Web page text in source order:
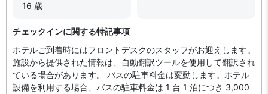
16 歳
チェックインに関する特記事項
ホテルご到着時にはフロントデスクのスタッフがお迎えします。
施設から提供された情報は、自動翻訳ツールを使用して翻訳され
ている場合があります。 バスの駐車料金は変動します。ホテル
設備を利用する場合、バスの駐車料金は 1 台 1 泊につき 3,000